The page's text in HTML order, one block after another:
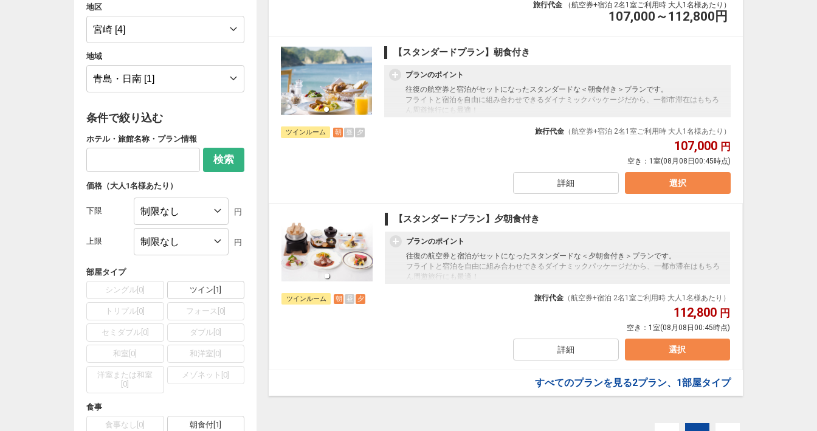
地区
地域
条件で絞り込む
ホテル・旅館名称・プラン情報
検索
価格（大人1名様あたり）
下限 円
上限 円
部屋タイプ
シングル 0 ツイン 1
トリプル 0 フォース 0]
セミダブル[ 0] ダブル 0
和室 0 和洋室 0
洋室または和室
0
メゾネット 0
食事
食事なし 0 朝食付 1
旅行代金 （航空券+宿泊 2名1室ご利用時 大人1名様あたり）
107,000～112,800 円
【スタンダードプラン】朝食付き
プランのポイント
往復の航空券と宿泊がセットになったスタンダードな＜朝食付き＞プランです。
フライトと宿泊を自由に組み合わせできるダイナミックパッケージだから、一都市滞在はもちろ
ん周遊旅行にも最適！
フライトは、安心のJAL（またはJALグループ）確約！フライトマイル50%貯まります。
オプションでレンタカーや現地交通・体験プランなどの追加（同時予約）が可能なプランもござ
雄大な海を眺めながら海の幸を楽しめるレストラン
日向灘で水揚げされた新鮮な海の幸をはじめ、和風から洋風までバラエティー豊かなメニューを
営業時間 7:00～10:00(ラストオーダー9:30)
ビュッフェ形式またはセットメニュー
ツインルーム 朝 昼 夕 旅行代金 （航空券+宿泊 2名1室ご利用時 大人1名様あたり）
107,000 円
空き： 1室(08月08日00:45時点)
詳細 選択
【スタンダードプラン】夕朝食付き
プランのポイント
往復の航空券と宿泊がセットになったスタンダードな＜夕朝食付き＞プランです。
フライトと宿泊を自由に組み合わせできるダイナミックパッケージだから、一都市滞在はもちろ
ん周遊旅行にも最適！
フライトは、安心のJAL（またはJALグループ）確約！フライトマイル50%貯まります。
オプションでレンタカーや現地交通・体験プランなどの追加（同時予約）が可能なプランもござ
雄大な海を眺めながら海の幸を楽しめるレストラン
日向灘で水揚げされた新鮮な海の幸をはじめ、和風から洋風までバラエティー豊かなメニューを
営業時間 7:00～10:00(ラストオーダー9:30)
ツインルーム 朝 昼 夕 旅行代金 （航空券+宿泊 2名1室ご利用時 大人1名様あたり）
112,800 円
空き： 1室(08月08日00:45時点)
詳細 選択
すべてのプランを見る2プラン、1部屋タイプ